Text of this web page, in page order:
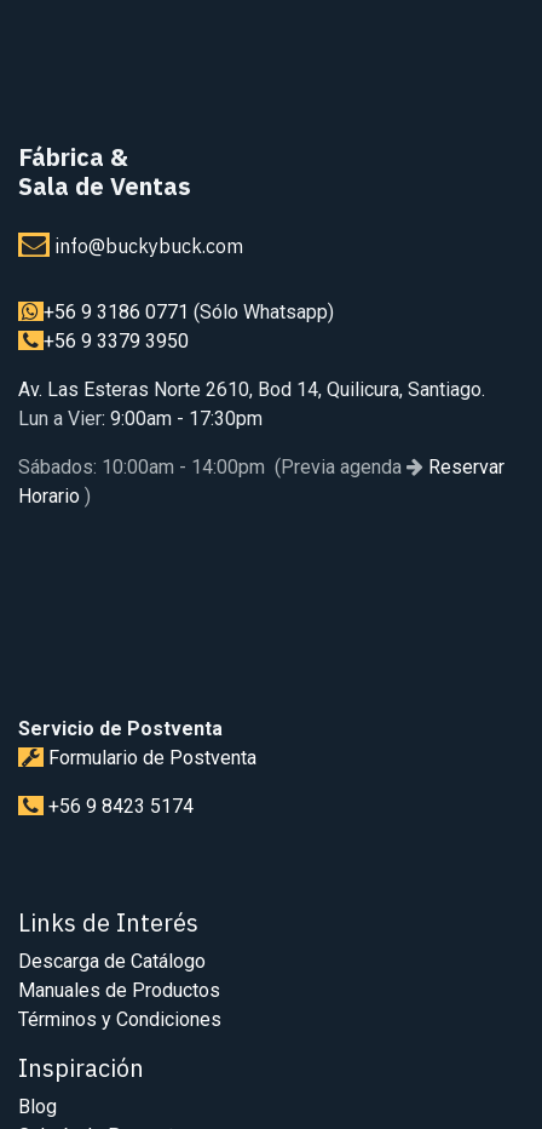
Fábrica &
Sala de Ventas
info@buckybuck.com
+56 9 3186 0771 (Sólo Whatsapp)
+56 9 3379 3950
Av. Las Esteras Norte 2610, Bod 14, Quilicura, Santiago.
Lun a Vier: 9:00am - 17:30pm
Sábados: 10:00am - 14:00pm (Previa agenda
Reservar
Horario )
Servicio de Postventa
Formulario de Postventa
+56 9 8423 5174
Links de Interés
Descarga de Catálogo
Manuales de Productos
Términos y Condiciones
Inspiración
Blog